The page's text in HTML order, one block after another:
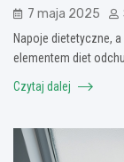
7 maja 2025
Napoje dietetyczne,
elementem diet
Czytaj dalej